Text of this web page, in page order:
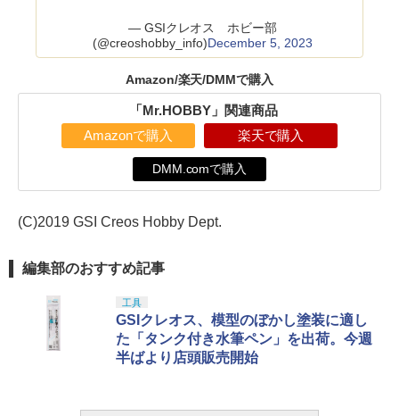
— GSIクレオス ホビー部
(@creoshobby_info)December 5, 2023
Amazon/楽天/DMMで購入
「Mr.HOBBY」関連商品
Amazonで購入 楽天で購入
DMM.comで購入
(C)2019 GSI Creos Hobby Dept.
編集部のおすすめ記事
工具
GSIクレオス、模型のぼかし塗装に適し
た「タンク付き水筆ペン」を出荷。今週
半ばより店頭販売開始